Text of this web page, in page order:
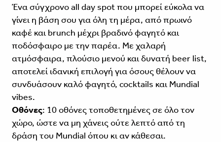
Ένα σύγχρονο all day spot που μπορεί εύκολα να
γίνει η βάση σου για όλη τη μέρα, από πρωινό
καφέ και brunch μέχρι βραδινό φαγητό και
ποδόσφαιρο με την παρέα. Με χαλαρή
ατμόσφαιρα, πλούσιο μενού και δυνατή beer list,
αποτελεί ιδανική επιλογή για όσους θέλουν να
συνδυάσουν καλό φαγητό, cocktails και Mundial
vibes.
Οθόνες: 10 οθόνες τοποθετημένες σε όλο τον
χώρο, ώστε να μη χάνεις ούτε λεπτό από τη
δράση του Mundial όπου κι αν κάθεσαι.